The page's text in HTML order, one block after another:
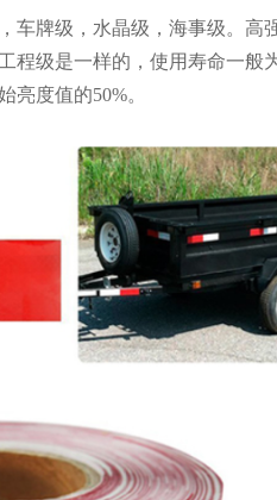
车牌级，水晶级，海事级。高
级是一样的，使用寿命一般
亮度值的50%。